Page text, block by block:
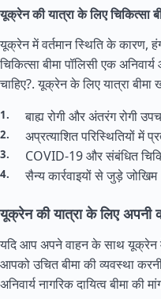
यूक्रेन की यात्रा के लिए चिकित्सा
यूक्रेन में वर्तमान स्थिति के कारण,
चिकित्सा बीमा पॉलिसी एक
चाहिए?.यूक्रेन के लिए यात्रा बीमा
बाह्य रोगी और अंतरंग रोगी
अप्रत्याशित परिस्थितियों में
COVID-19 और संबंधित
सैन्य कार्रवाइयों से जुड़े जोखिम
यूक्रेन की यात्रा के लिए अपनी
यदि आप अपने वाहन के साथ यूक्रेन
आपको उचित बीमा की व्यवस्था
अनिवार्य नागरिक दायित्व बीमा की